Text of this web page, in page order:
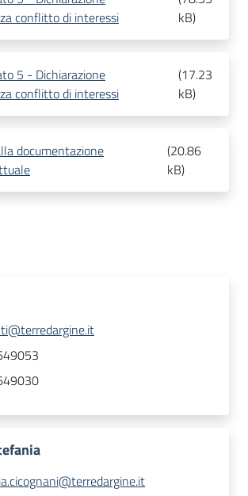
conflitto di interessi
kB)
5 - Dichiarazione
conflitto di interessi
(17.23
kB)
documentazione
(20.86
kB)